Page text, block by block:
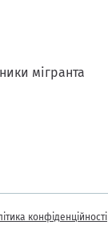
мігранта
конфіденційності